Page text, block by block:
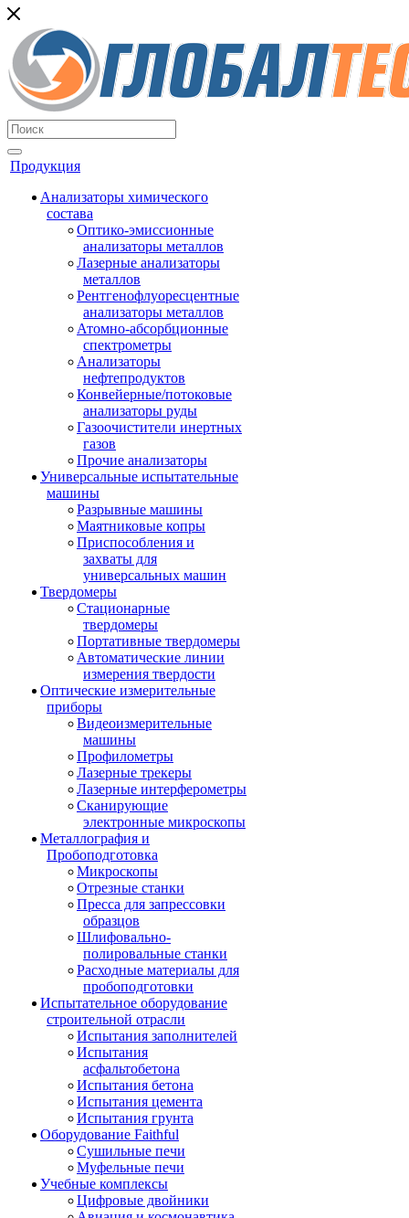
Продукция
Анализаторы химического
состава
Оптико-эмиссионные
анализаторы металлов
Лазерные анализаторы
металлов
Рентгенофлуоресцентные
анализаторы металлов
Атомно-абсорбционные
спектрометры
Анализаторы
нефтепродуктов
Конвейерные/потоковые
анализаторы руды
Газоочистители инертных
газов
Прочие анализаторы
Универсальные испытательные
машины
Разрывные машины
Маятниковые копры
Приспособления и
захваты для
универсальных машин
Твердомеры
Стационарные
твердомеры
Портативные твердомеры
Автоматические линии
измерения твердости
Оптические измерительные
приборы
Видеоизмерительные
машины
Профилометры
Лазерные трекеры
Лазерные интерферометры
Сканирующие
электронные микроскопы
Металлография и
Пробоподготовка
Микроскопы
Отрезные станки
Пресса для запрессовки
образцов
Шлифовально-
полировальные станки
Расходные материалы для
пробоподготовки
Испытательное оборудование
строительной отрасли
Испытания заполнителей
Испытания
асфальтобетона
Испытания бетона
Испытания цемента
Испытания грунта
Оборудование Faithful
Сушильные печи
Муфельные печи
Учебные комплексы
Цифровые двойники